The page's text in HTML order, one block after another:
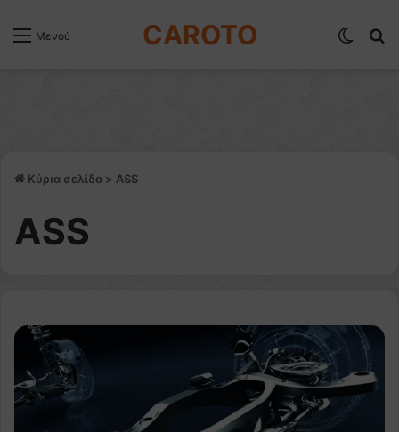
Μενού CAROTO
Κύρια σελίδα > ΑSS
ΑSS